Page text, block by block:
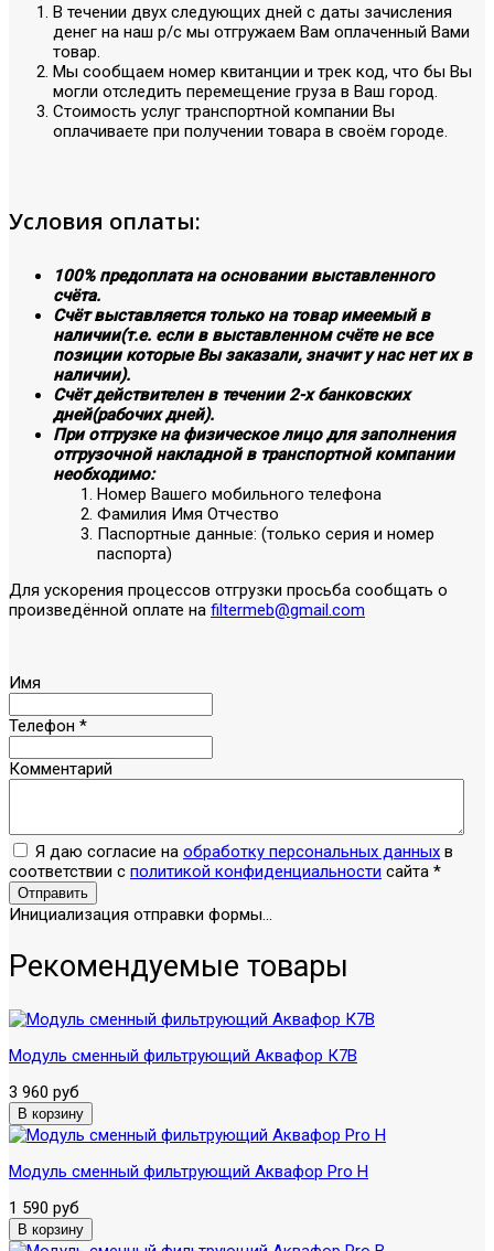
В течении двух следующих дней с даты зачисления
денег на наш р/с мы отгружаем Вам оплаченный Вами
товар.
Мы сообщаем номер квитанции и трек код, что бы Вы
могли отследить перемещение груза в Ваш город.
Стоимость услуг транспортной компании Вы
оплачиваете при получении товара в своём городе.
Условия оплаты:
100% предоплата на основании выставленного
счёта.
Счёт выставляется только на товар имеемый в
наличии(т.е. если в выставленном счёте не все
позиции которые Вы заказали, значит у нас нет их в
наличии).
Счёт действителен в течении 2-х банковских
дней(рабочих дней).
При отгрузке на физическое лицо для заполнения
отгрузочной накладной в транспортной компании
необходимо:
Номер Вашего мобильного телефона
Фамилия Имя Отчество
Паспортные данные: (только серия и номер
паспорта)
Для ускорения процессов отгрузки просьба сообщать о
произведённой оплате на filtermeb@gmail.com
Имя
Телефон *
Комментарий
Я даю согласие на обработку персональных данных в
соответствии с политикой конфиденциальности сайта *
Отправить
Инициализация отправки формы...
Рекомендуемые товары
Модуль сменный фильтрующий Аквафор К7В
3 960 руб
Модуль сменный фильтрующий Аквафор Pro H
1 590 руб